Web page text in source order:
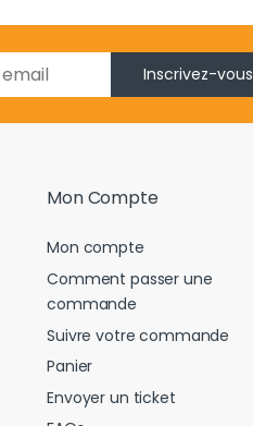
Inscrivez-vous
Mon Compte
Mon compte
Comment passer une
commande
Suivre votre commande
Panier
Envoyer un ticket